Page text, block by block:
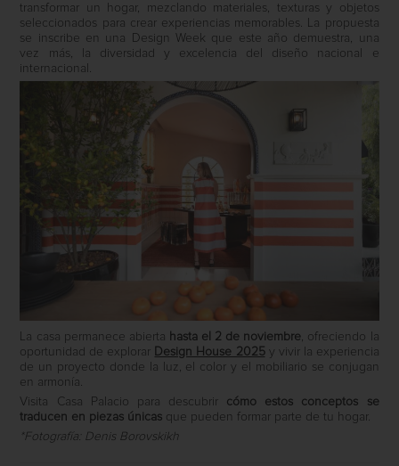
transformar un hogar, mezclando materiales, texturas y objetos
seleccionados para crear experiencias memorables. La propuesta
se inscribe en una Design Week que este año demuestra, una
vez más, la diversidad y excelencia del diseño nacional e
internacional.
La casa permanece abierta hasta el 2 de noviembre , ofreciendo la
oportunidad de explorar Design House 2025y vivir la experiencia
de un proyecto donde la luz, el color y el mobiliario se conjugan
en armonía.
Visita Casa Palacio para descubrir cómo estos conceptos se
traducen en piezas únicas que pueden formar parte de tu hogar.
*Fotografía: Denis Borovskikh